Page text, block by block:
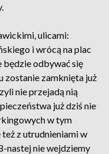
ulicami:
i wrócą na plac
będzie odbywać się
zostanie zamknięta już
nie przejadą nią
już dziś nie
w tym
z utrudnieniami w
nastej nie wejdziemy